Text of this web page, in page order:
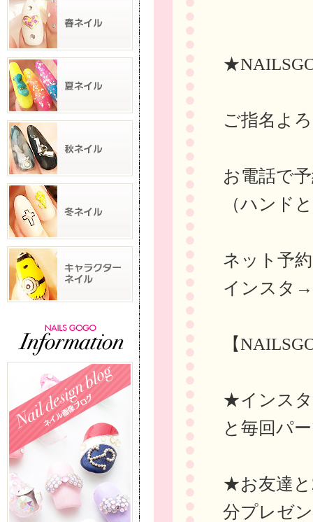
ご指名よ
お電話で
（ハンド
ネット予
インスタ
【
★インスタ
と毎回パ
★お友達と
分プレゼ